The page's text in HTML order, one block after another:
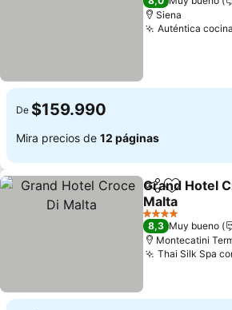
Siena
Auténtica
De $159.990
Mira precios de 12 páginas
Compartir
Agregar
Grand Hotel
Malta
Ver precios
4 Estrellas
8,3 Muy bueno
Montecatini
Thai Silk Spa